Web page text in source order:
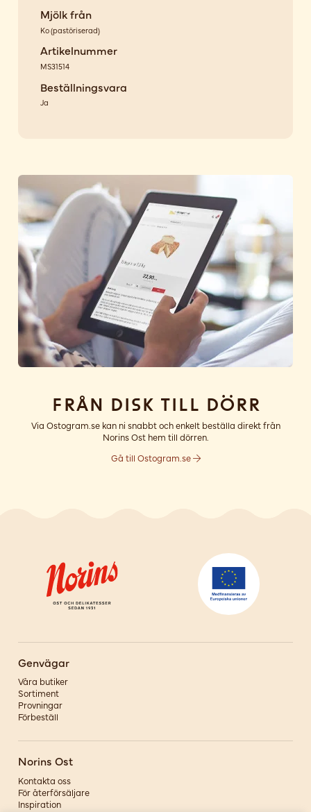
Mjölk från
Ko(pastöriserad)
Artikelnummer
MS31514
Beställningsvara
Ja
Från disk till dörr
Via Ostogram.se kan ni snabbt och enkelt beställa direkt från
Norins Ost hem till dörren.
Gå till Ostogram.se
Genvägar
Våra butiker
Sortiment
Provningar
Förbeställ
Norins Ost
Kontakta oss
För återförsäljare
Inspiration